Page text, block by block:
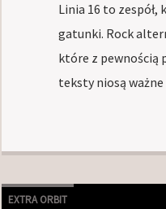
Linia 16 to zespół,
gatunki. Rock
które z pewnością
teksty niosą
EXTRA ORBIT